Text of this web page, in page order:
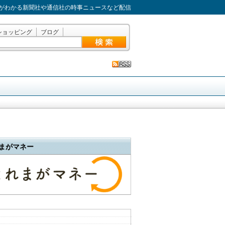
わかる新聞社や通信社の時事ニュースなど配信
ョッピング ブログ
がマネー